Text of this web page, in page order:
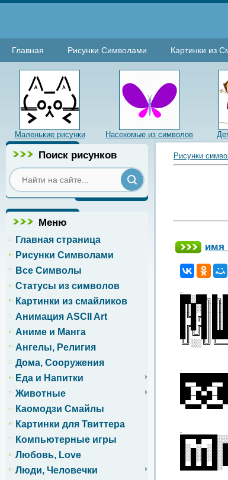
Главная Рисунки Символами Картинки из
Маленькие рисунки Насекомые из символов
Поиск рисунков
Меню
Главная страница
Рисунки Символами
Все Символы
Статусы из символов
Картинки из смайликов
Анимация ASCII Art
Аниме и Манга
Ангелы, Религия
Дома, Сооружения
Еда и Напитки
Животные
Каомодзи Смайлы
Картинки для Твиттера
Компьютерные игры
Любовь, Love
Люди, Человечки
Рисунки
имя
.
.